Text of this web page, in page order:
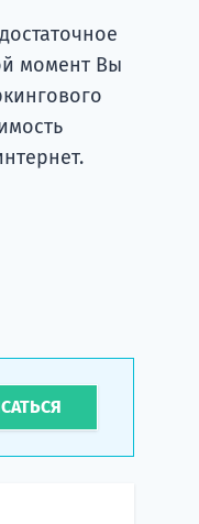
момент Вы